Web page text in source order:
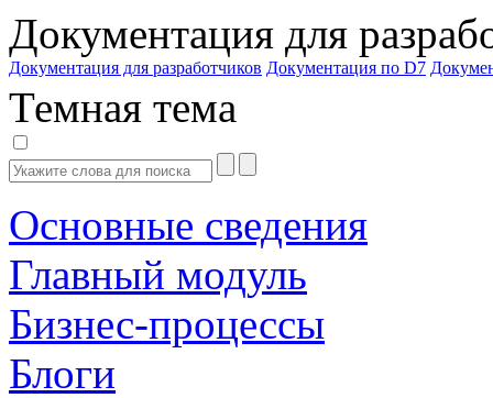
Документация для
Документация для разработчиков Документация по D7
Темная тема
Основные сведения
Главный модуль
Бизнес-процессы
Блоги